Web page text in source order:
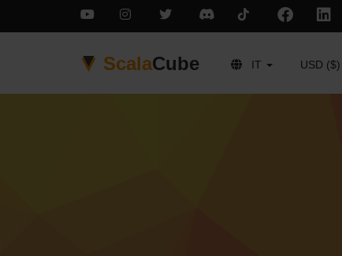
ScalaCube IT USD ($)